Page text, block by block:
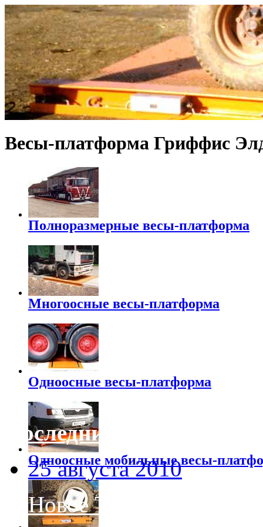
Весы-платформа Гриффис
Полноразмерные весы-платформа
Многоосные весы-платформа
Одноосные весы-платформа
Одноосные мобильные весы-
Последние новости
25 августа 2010
Новое Ton-Tel™